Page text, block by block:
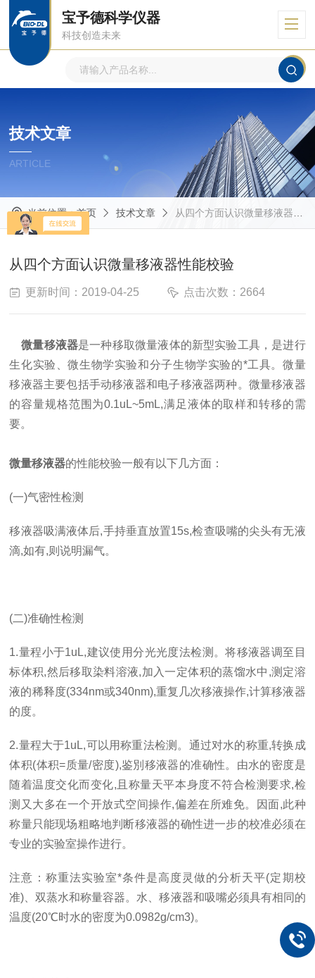
宝予德科学仪器
科技创造未来
技术文章
ARTICLE
当前位置：首页 技术文章 从四个方面认识微量移液器性能校验
从四个方面认识微量移液器性能校验
更新时间：2019-04-25 点击次数：2664
微量移液器是一种移取微量液体的新型实验工具，是进行
生化实验、微生物学实验和分子生物学实验的*工具。微量
移液器主要包括手动移液器和电子移液器两种。微量移液器
的容量规格范围为0.1uL~5mL,满足液体的取样和转移的需
要。
微量移液器的性能校验一般有以下几方面：
(一)气密性检测
移液器吸满液体后,手持垂直放置15s,检查吸嘴的尖头有无液
滴,如有,则说明漏气。
(二)准确性检测
1.量程小于1uL,建议使用分光光度法检测。将移液器调至目
标体积,然后移取染料溶液,加入一定体积的蒸馏水中,测定溶
液的稀释度(334nm或340nm),重复几次移液操作,计算移液器
的度。
2.量程大于1uL,可以用称重法检测。通过对水的称重,转换成
体积(体积=质量/密度),鉴別移液器的准确性。由水的密度是
随着温度交化而变化,且称量天平本身度不符合检测要求,检
测又大多在一个开放式空间操作,偏差在所难免。因面,此种
称量只能现场粗略地判断移液器的确性进一步的校准必须在
专业的实验室操作进行。
注意：称重法实验室*条件是高度灵做的分析天平(定期校
准)、双蒸水和称量容器。水、移液器和吸嘴必须具有相同的
温度(20℃时水的密度为0.0982g/cm3)。